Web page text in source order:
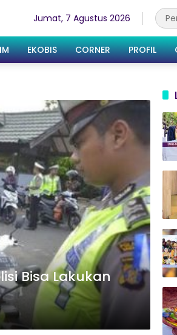
Jumat, 7 Agustus 2026
EKOBIS CORNER PROFIL
Bisa Lakukan